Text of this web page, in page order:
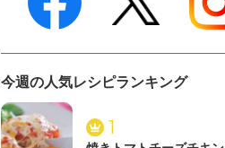
今週の人気レシピランキング
1